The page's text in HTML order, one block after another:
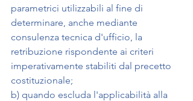
parametrici utilizzabili al fine di
determinare, anche mediante
consulenza tecnica d'ufficio, la
retribuzione rispondente ai criteri
imperativamente stabiliti dal precetto
costituzionale;
b) quando escluda l'applicabilità alla